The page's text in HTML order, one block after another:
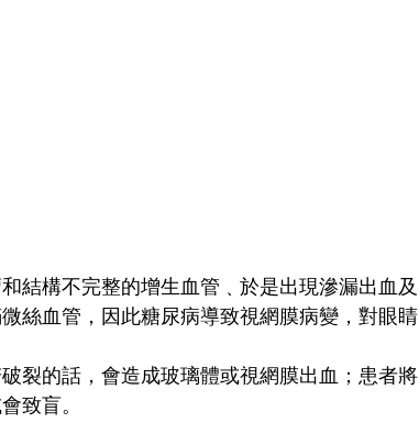
結構不完整的增生血管﹑於是出現滲漏出血及
絲血管，因此糖尿病導致視網膜病變，對眼睛
裂的話，會造成玻璃體或視網膜出血；患者將
致盲。